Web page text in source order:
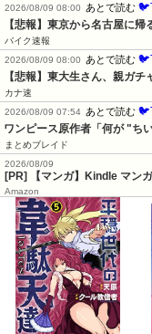
2026/08/09 08:00 あとで読む
【悲報】東京から名古屋に
バイク速報
2026/08/09 08:00
あとで読む
【悲報】東大生さん、親ガ
カナ速
2026/08/09 07:54 あとで読む
ワンピース原作者「何が "ち
まとめブレイド
2026/08/09
[PR] 【マンガ】Kindle マン
Amazon